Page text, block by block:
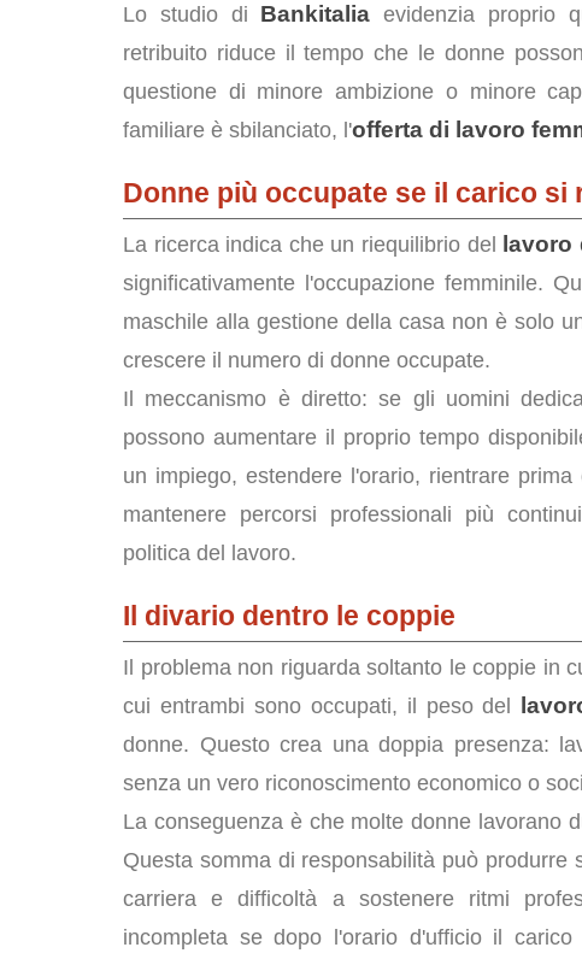
Lo studio di Bankitalia evidenzia proprio
retribuito riduce il tempo che le donne
questione di minore ambizione o minore
familiare è sbilanciato, l'offerta di lavoro
Donne più occupate se il carico si
La ricerca indica che un riequilibrio del lavoro
significativamente l'occupazione femminile.
maschile alla gestione della casa non è solo
crescere il numero di donne occupate.
Il meccanismo è diretto: se gli uomini
possono aumentare il proprio tempo
un impiego, estendere l'orario, rientrare
mantenere percorsi professionali più
politica del lavoro.
Il divario dentro le coppie
Il problema non riguarda soltanto le coppie in
cui entrambi sono occupati, il peso del
donne. Questo crea una doppia presenza:
senza un vero riconoscimento economico o
La conseguenza è che molte donne lavorano
Questa somma di responsabilità può
carriera e difficoltà a sostenere ritmi
incompleta se dopo l'orario d'ufficio il